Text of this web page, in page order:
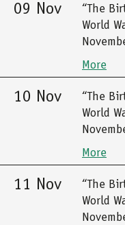
09 Nov
“The
World
More
10 Nov
“The
World
More
11 Nov
“The
World